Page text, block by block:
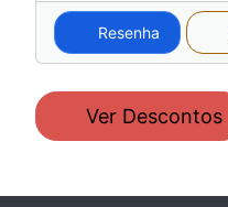
Resenha
Ver Descontos